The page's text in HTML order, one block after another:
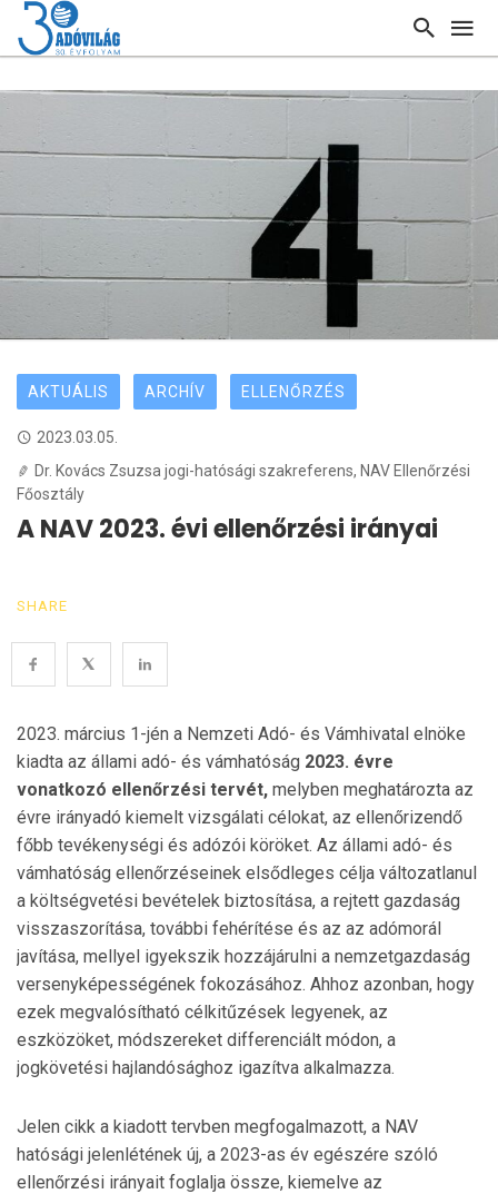
AKTUÁLIS ARCHÍV ELLENŐRZÉS
2023.03.05.
Dr. Kovács Zsuzsa jogi-hatósági szakreferens, NAV Ellenőrzési
Főosztály
A NAV 2023. évi ellenőrzési irányai
SHARE
2023. március 1-jén a Nemzeti Adó- és Vámhivatal elnöke
kiadta az állami adó- és vámhatóság 2023. évre
vonatkozó ellenőrzési tervét, melyben meghatározta az
évre irányadó kiemelt vizsgálati célokat, az ellenőrizendő
főbb tevékenységi és adózói köröket. Az állami adó- és
vámhatóság ellenőrzéseinek elsődleges célja változatlanul
a költségvetési bevételek biztosítása, a rejtett gazdaság
visszaszorítása, további fehérítése és az az adómorál
javítása, mellyel igyekszik hozzájárulni a nemzetgazdaság
versenyképességének fokozásához. Ahhoz azonban, hogy
ezek megvalósítható célkitűzések legyenek, az
eszközöket, módszereket differenciált módon, a
jogkövetési hajlandósághoz igazítva alkalmazza.
Jelen cikk a kiadott tervben megfogalmazott, a NAV
hatósági jelenlétének új, a 2023-as év egészére szóló
ellenőrzési irányait foglalja össze, kiemelve az